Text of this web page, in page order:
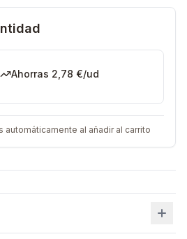
Ahorras 2,78 €/ud
automáticamente al añadir al carrito